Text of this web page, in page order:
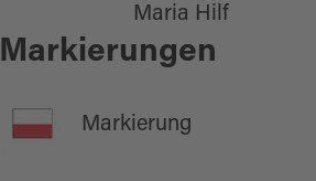
Maria Hilf
Markierungen
Markierung